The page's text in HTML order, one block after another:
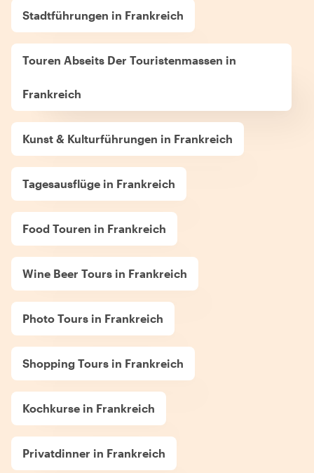
Stadtführungen in Frankreich
Touren Abseits Der Touristenmassen in
Frankreich
Kunst & Kulturführungen in Frankreich
Tagesausflüge in Frankreich
Food Touren in Frankreich
Wine Beer Tours in Frankreich
Photo Tours in Frankreich
Shopping Tours in Frankreich
Kochkurse in Frankreich
Privatdinner in Frankreich